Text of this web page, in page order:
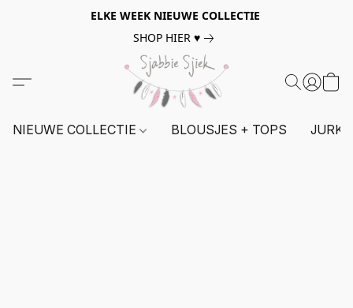
ELKE WEEK NIEUWE COLLECTIE
SHOP HIER ♥
NIEUWE COLLECTIE BLOUSJES + TOPS